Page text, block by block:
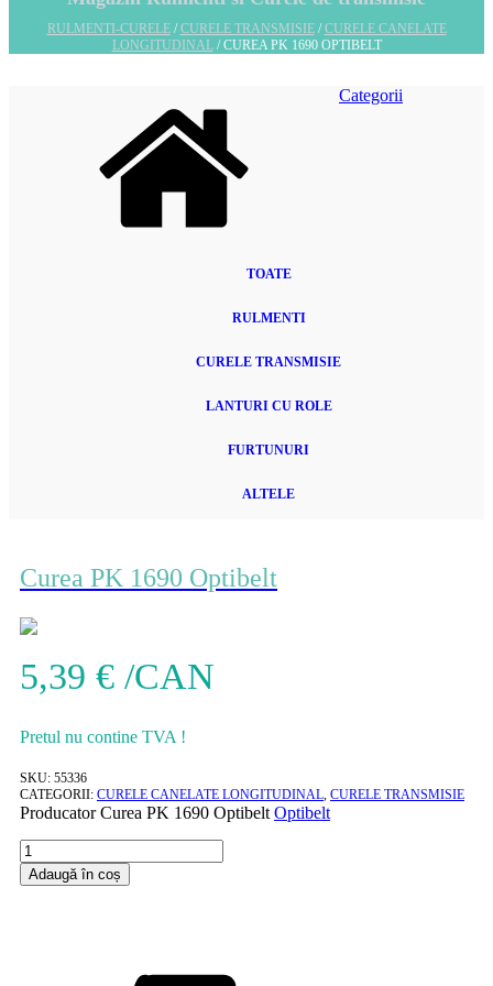
RULMENTI-CURELE/CURELE TRANSMISIE/CURELE CANELATE
LONGITUDINAL/ CUREA PK 1690 OPTIBELT
Categorii
TOATE
RULMENTI
CURELE TRANSMISIE
LANTURI CU ROLE
FURTUNURI
ALTELE
Curea PK 1690 Optibelt
5,39 € /CAN
Pretul nu contine TVA !
SKU: 55336
CATEGORII: CURELE CANELATE LONGITUDINAL CURELE TRANSMISIE
ProducatorCurea PK 1690 Optibelt Optibelt
Cantitate
Curea
PK
Adaugă în coș